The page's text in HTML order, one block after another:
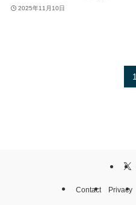
2025年11月10日
1
Contact Privacy